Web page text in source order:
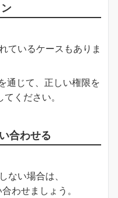
ているケースもありま
通じて、正しい権限を
ください。
合わせる
ない場合は、
わせましょう。